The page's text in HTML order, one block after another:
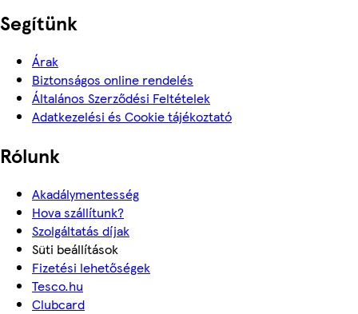
Segítünk
Árak
Biztonságos online rendelés
Általános Szerződési Feltételek
Adatkezelési és Cookie tájékoztató
Rólunk
Akadálymentesség
Hova szállítunk?
Szolgáltatás díjak
Süti beállítások
Fizetési lehetőségek
Tesco.hu
Clubcard